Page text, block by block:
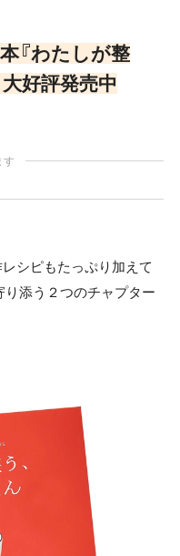
『わたしが整
大好評発売中
す
シピもたっぷり加えて
り添う２つのチャプター